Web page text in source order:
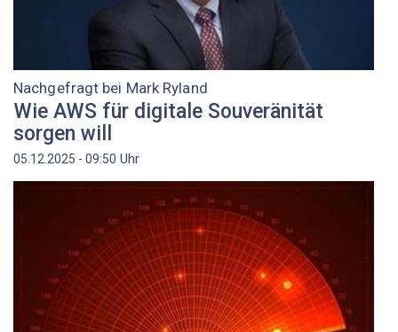
Nachgefragt bei Mark Ryland
Wie AWS für digitale Souveränität
sorgen will
05.12.2025 - 09:50 Uhr